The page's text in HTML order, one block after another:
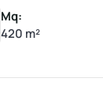
Mq:
420 m²